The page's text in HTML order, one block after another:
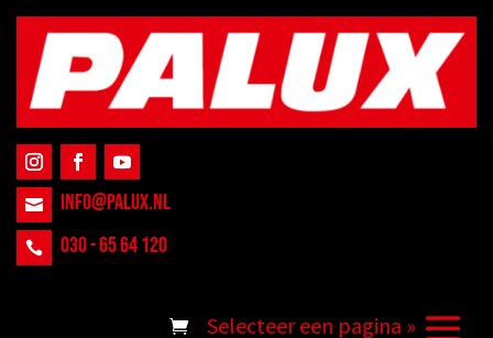
 INFO@PALUX.NL
 030 - 65 64 120